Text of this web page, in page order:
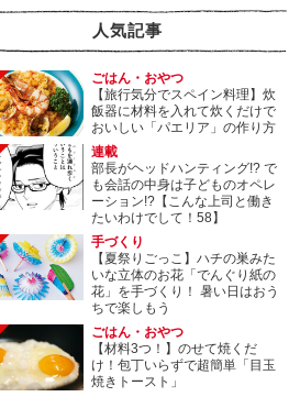
人気記事
ごはん・おやつ
【旅行気分でスペイン料理】炊
飯器に材料を入れて炊くだけで
おいしい「パエリア」の作り方
連載
部長がヘッドハンティング!? で
も会話の中身は子どものオペレ
ーション!?【こんな上司と働き
たいわけでして！58】
手づくり
【夏祭りごっこ】ハチの巣みた
いな立体のお花「でんぐり紙の
花」を手づくり！ 暑い日はおう
ちで楽しもう
ごはん・おやつ
【材料3つ！】のせて焼くだ
け！包丁いらずで超簡単「目玉
焼きトースト」